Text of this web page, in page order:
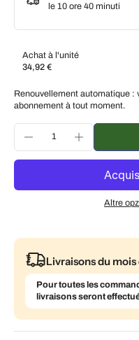
le 10 ore 40 minuti
Achat à l'unité
34,92 €
Abonnez-vous et
Livraison toutes les
Livraison toutes les 3
Livraison tous les
Renouvellement automatique :
abonnement à tout moment.
Altre
Livraisons du mois
Pour toutes les
livraisons seront